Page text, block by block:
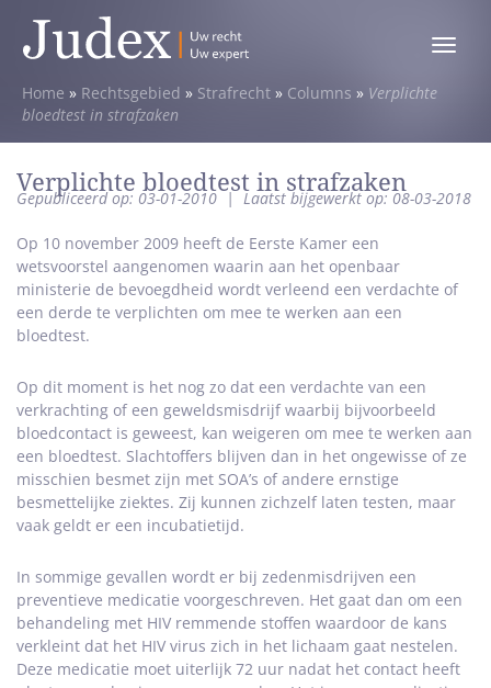
Toggle
Home » Rechtsgebied » Strafrecht » Columns » Verplichte
bloedtest in strafzaken
Verplichte bloedtest in strafzaken
Gepubliceerd op: 03-01-2010| Laatst bijgewerkt op: 08-03-2018
Op 10 november 2009 heeft de Eerste Kamer een
wetsvoorstel aangenomen waarin aan het openbaar
ministerie de bevoegdheid wordt verleend een verdachte of
een derde te verplichten om mee te werken aan een
bloedtest.
Op dit moment is het nog zo dat een verdachte van een
verkrachting of een geweldsmisdrijf waarbij bijvoorbeeld
bloedcontact is geweest, kan weigeren om mee te werken aan
een bloedtest. Slachtoffers blijven dan in het ongewisse of ze
misschien besmet zijn met SOA’s of andere ernstige
besmettelijke ziektes. Zij kunnen zichzelf laten testen, maar
vaak geldt er een incubatietijd.
In sommige gevallen wordt er bij zedenmisdrijven een
preventieve medicatie voorgeschreven. Het gaat dan om een
behandeling met HIV remmende stoffen waardoor de kans
verkleint dat het HIV virus zich in het lichaam gaat nestelen.
Deze medicatie moet uiterlijk 72 uur nadat het contact heeft